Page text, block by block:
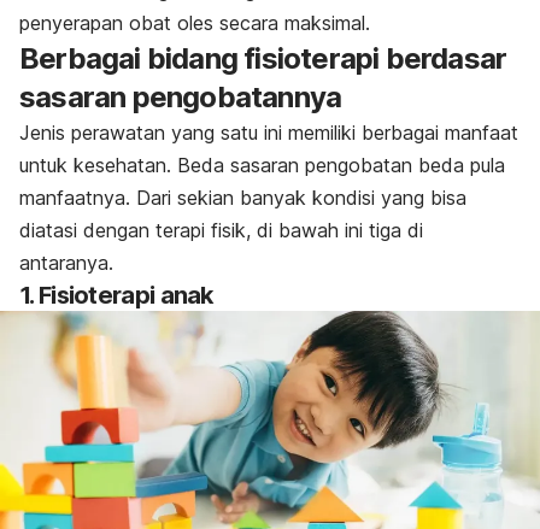
penyerapan obat oles secara maksimal.
Berbagai bidang fisioterapi berdasar
sasaran pengobatannya
Jenis perawatan yang satu ini memiliki berbagai manfaat
untuk kesehatan. Beda sasaran pengobatan beda pula
manfaatnya. Dari sekian banyak kondisi yang bisa
diatasi dengan terapi fisik, di bawah ini tiga di
antaranya.
1. Fisioterapi anak